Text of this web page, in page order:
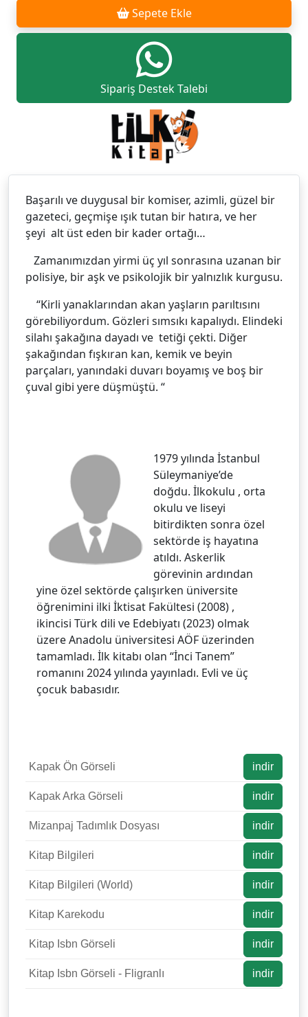
Sepete Ekle
Sipariş Destek Talebi
Başarılı ve duygusal bir komiser, azimli, güzel bir
gazeteci, geçmişe ışık tutan bir hatıra, ve her
şeyi alt üst eden bir kader ortağı…
Zamanımızdan yirmi üç yıl sonrasına uzanan bir
polisiye, bir aşk ve psikolojik bir yalnızlık kurgusu.
“Kirli yanaklarından akan yaşların parıltısını
görebiliyordum. Gözleri sımsıkı kapalıydı. Elindeki
silahı şakağına dayadı ve tetiği çekti. Diğer
şakağından fışkıran kan, kemik ve beyin
parçaları, yanındaki duvarı boyamış ve boş bir
çuval gibi yere düşmüştü. “
1979 yılında İstanbul
Süleymaniye’de
doğdu. İlkokulu , orta
okulu ve liseyi
bitirdikten sonra özel
sektörde iş hayatına
atıldı. Askerlik
görevinin ardından
yine özel sektörde çalışırken üniversite
öğrenimini ilki İktisat Fakültesi (2008) ,
ikincisi Türk dili ve Edebiyatı (2023) olmak
üzere Anadolu üniversitesi AÖF üzerinden
tamamladı. İlk kitabı olan “İnci Tanem”
romanını 2024 yılında yayınladı. Evli ve üç
çocuk babasıdır.
Kapak Ön Görseli indir
Kapak Arka Görseli indir
Mizanpaj Tadımlık Dosyası indir
Kitap Bilgileri indir
Kitap Bilgileri (World) indir
Kitap Karekodu indir
Kitap Isbn Görseli indir
Kitap Isbn Görseli - Fligranlı indir